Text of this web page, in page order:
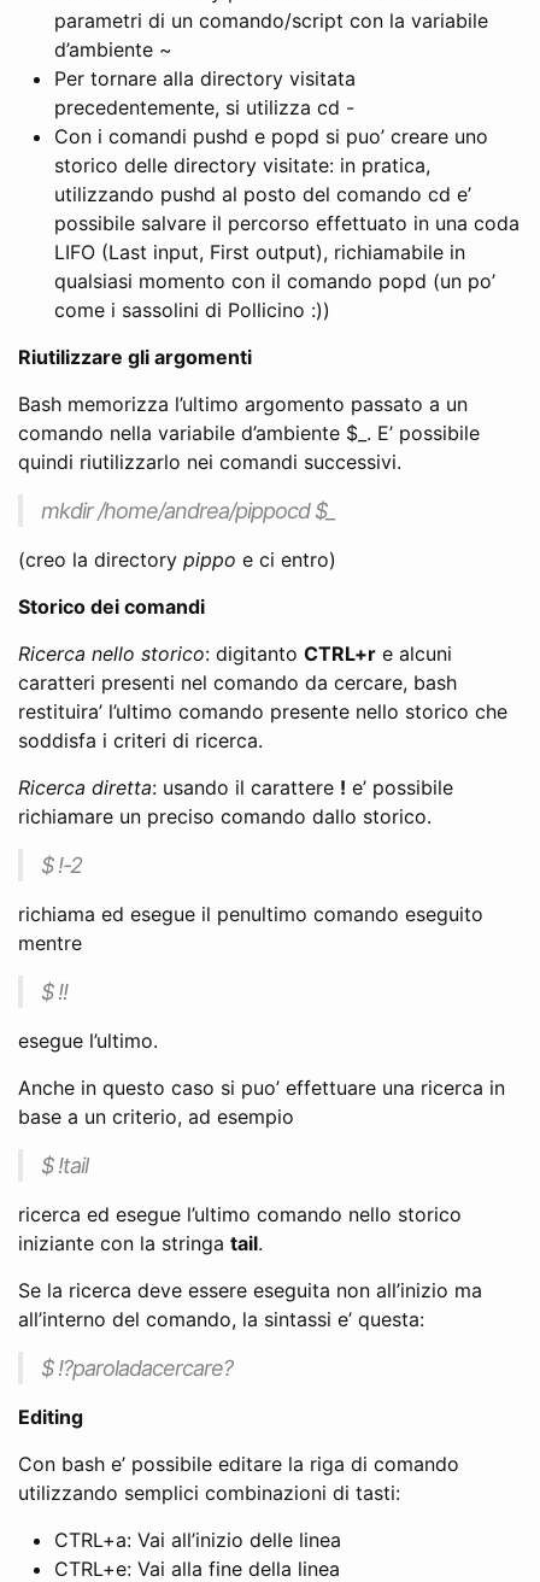
parametri di un comando/script con la variabile
d’ambiente ~
Per tornare alla directory visitata
precedentemente, si utilizza cd -
Con i comandi pushd e popd si puo’ creare uno
storico delle directory visitate: in pratica,
utilizzando pushd al posto del comando cd e’
possibile salvare il percorso effettuato in una coda
LIFO (Last input, First output), richiamabile in
qualsiasi momento con il comando popd (un po’
come i sassolini di Pollicino :))
Riutilizzare gli argomenti
Bash memorizza l’ultimo argomento passato a un
comando nella variabile d’ambiente $_. E’ possibile
quindi riutilizzarlo nei comandi successivi.
mkdir /home/andrea/pippocd $_
(creo la directory pippo e ci entro)
Storico dei comandi
Ricerca nello storico: digitanto CTRL+r e alcuni
caratteri presenti nel comando da cercare, bash
restituira’ l’ultimo comando presente nello storico che
soddisfa i criteri di ricerca.
Ricerca diretta: usando il carattere ! e’ possibile
richiamare un preciso comando dallo storico.
$ !-2
richiama ed esegue il penultimo comando eseguito
mentre
$ !!
esegue l’ultimo.
Anche in questo caso si puo’ effettuare una ricerca in
base a un criterio, ad esempio
$ !tail
ricerca ed esegue l’ultimo comando nello storico
iniziante con la stringa tail.
Se la ricerca deve essere eseguita non all’inizio ma
all’interno del comando, la sintassi e’ questa:
$ !?paroladacercare?
Editing
Con bash e’ possibile editare la riga di comando
utilizzando semplici combinazioni di tasti:
CTRL+a: Vai all’inizio delle linea
CTRL+e: Vai alla fine della linea